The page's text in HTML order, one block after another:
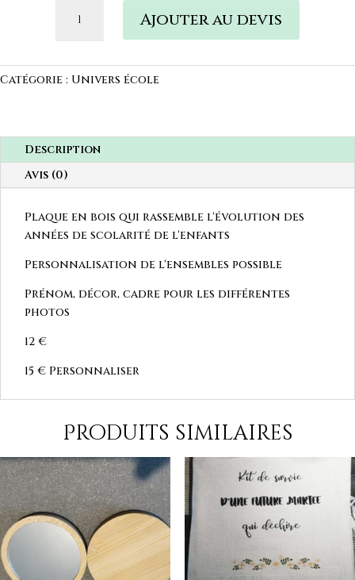
d'écoles
Ajouter au devis
Catégorie : Univers école
Description
Avis (0)
Plaque en bois qui rassemble l'évolution des
années de scolarité de l'enfants
Personnalisation de l'ensembles possible
Prénom, décor, cadre pour les différentes
photos
12 €
15 € Personnaliser
Produits similaires